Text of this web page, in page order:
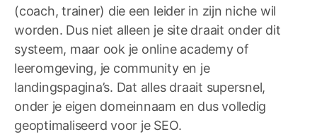
(coach, trainer) die een leider in zijn niche wil
worden. Dus niet alleen je site draait onder dit
systeem, maar ook je online academy of
leeromgeving, je community en je
landingspagina’s. Dat alles draait supersnel,
onder je eigen domeinnaam en dus volledig
geoptimaliseerd voor je SEO.